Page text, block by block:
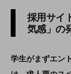
採用サイ
気感」の
学生がまずエン